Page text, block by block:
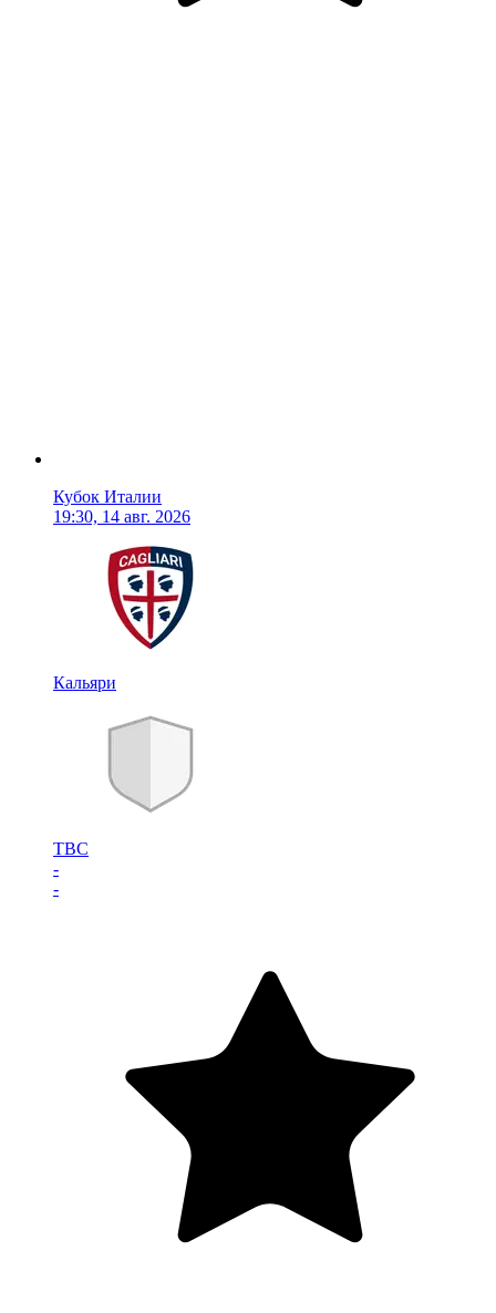
Кубок Италии
19:30, 14 авг. 2026
Кальяри
TBC
-
-